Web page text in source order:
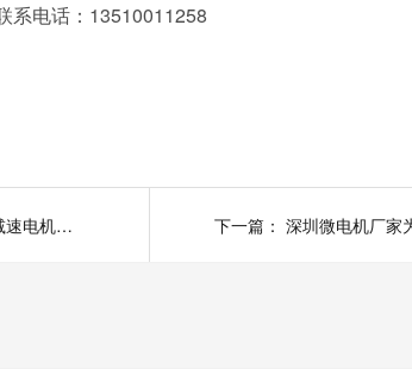
系电话：13510011258
深圳减速电机厂家为您揭秘：减速电机是什么？ 下一篇：